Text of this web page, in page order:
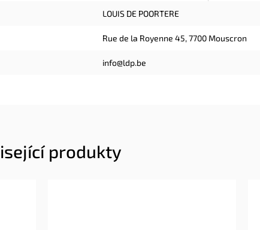
LOUIS DE POORTERE
Rue de la Royenne 45, 7700 Mouscron
info@ldp.be
produkty